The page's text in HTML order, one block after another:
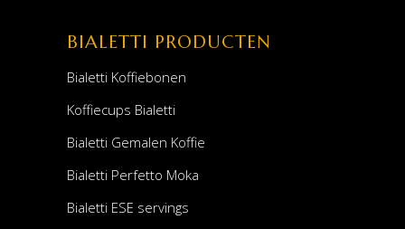
BIALETTI PRODUCTEN
Bialetti Koffiebonen
Koffiecups Bialetti
Bialetti Gemalen Koffie
Bialetti Perfetto Moka
Bialetti ESE servings